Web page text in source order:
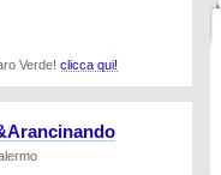
Verde! clicca qui!